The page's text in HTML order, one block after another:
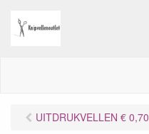
UITDRUKVELLEN € 0,70